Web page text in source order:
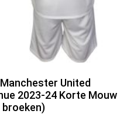
United
2023-24 Korte Mouw